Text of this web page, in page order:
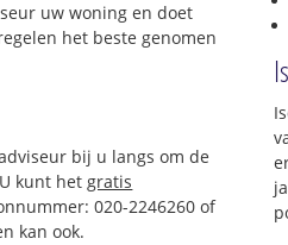
uw woning en doet
het beste genomen
bij u langs om de
kunt hetgratis
020-2246260 of
kan ook.